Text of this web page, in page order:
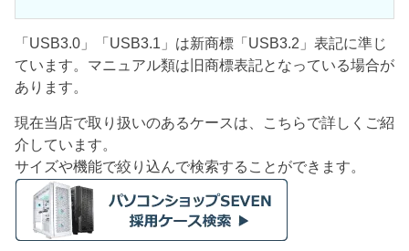
「USB3.0」「USB3.1」は新商標「USB3.2」表記に準じ
ています。マニュアル類は旧商標表記となっている場合が
あります。
現在当店で取り扱いのあるケースは、こちらで詳しくご紹
介しています。
サイズや機能で絞り込んで検索することができます。